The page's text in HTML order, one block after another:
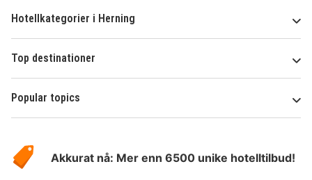
Hotellkategorier i Herning
Top destinationer
Popular topics
Hotelspecials
Akkurat nå: Mer enn 6500 unike hotelltilbud!